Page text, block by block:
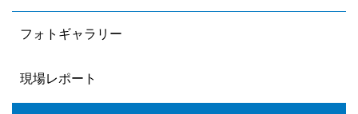
フォトギャラリー
現場レポート